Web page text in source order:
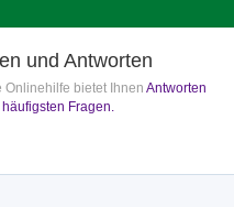
und Antworten
Onlinehilfe bietet Ihnen Antworten
Fragen.